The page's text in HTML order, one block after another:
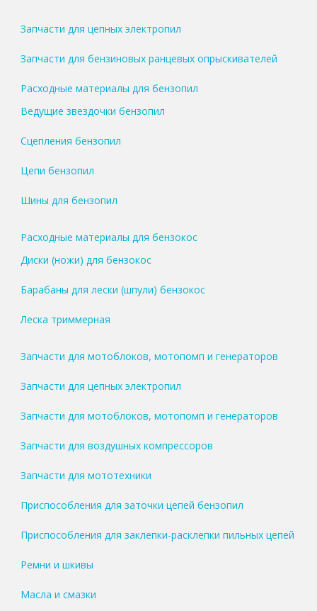
Запчасти для цепных электропил
Запчасти для бензиновых ранцевых опрыскивателей
Расходные материалы для бензопил
Ведущие звездочки бензопил
Сцепления бензопил
Цепи бензопил
Шины для бензопил
Расходные материалы для бензокос
Диски (ножи) для бензокос
Барабаны для лески (шпули) бензокос
Леска триммерная
Запчасти для мотоблоков, мотопомп и генераторов
Запчасти для цепных электропил
Запчасти для мотоблоков, мотопомп и генераторов
Запчасти для воздушных компрессоров
Запчасти для мототехники
Приспособления для заточки цепей бензопил
Приспособления для заклепки-расклепки пильных цепей
Ремни и шкивы
Масла и смазки